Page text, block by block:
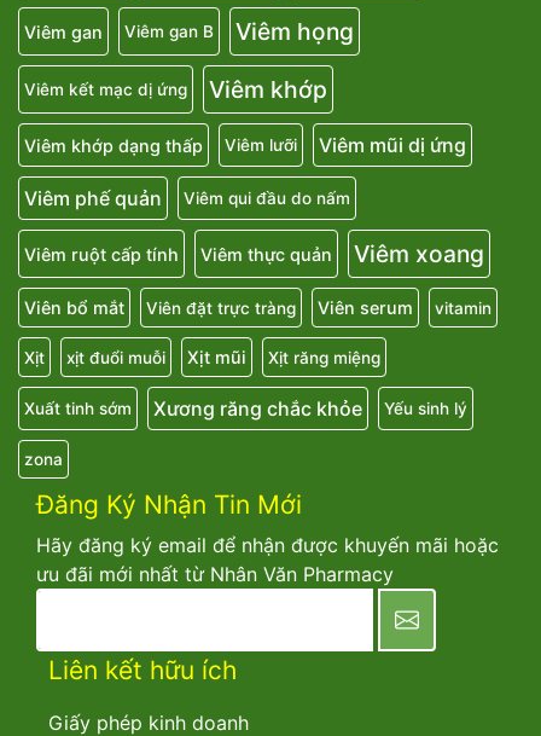
Viêm gan Viêm gan B Viêm họng
Viêm kết mạc dị ứng Viêm khớp
Viêm khớp dạng thấp Viêm lưỡi Viêm mũi dị ứng
Viêm phế quản Viêm qui đầu do nấm
Viêm ruột cấp tính Viêm thực quản Viêm xoang
Viên bổ mắt Viên đặt trực tràng Viên serum vitamin
Xịt xịt đuổi muỗi Xịt mũi Xịt răng miệng
Xuất tinh sớm Xương răng chắc khỏe Yếu sinh lý
zona
Đăng Ký Nhận Tin Mới
Hãy đăng ký email để nhận được khuyến mãi hoặc
ưu đãi mới nhất từ Nhân Văn Pharmacy
Liên kết hữu ích
Giấy phép kinh doanh